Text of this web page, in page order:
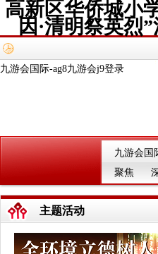
高新区华侨城小
因·清明祭英烈
九游会国际-ag8九游会j9登录
九游会国
聚焦
主题活动